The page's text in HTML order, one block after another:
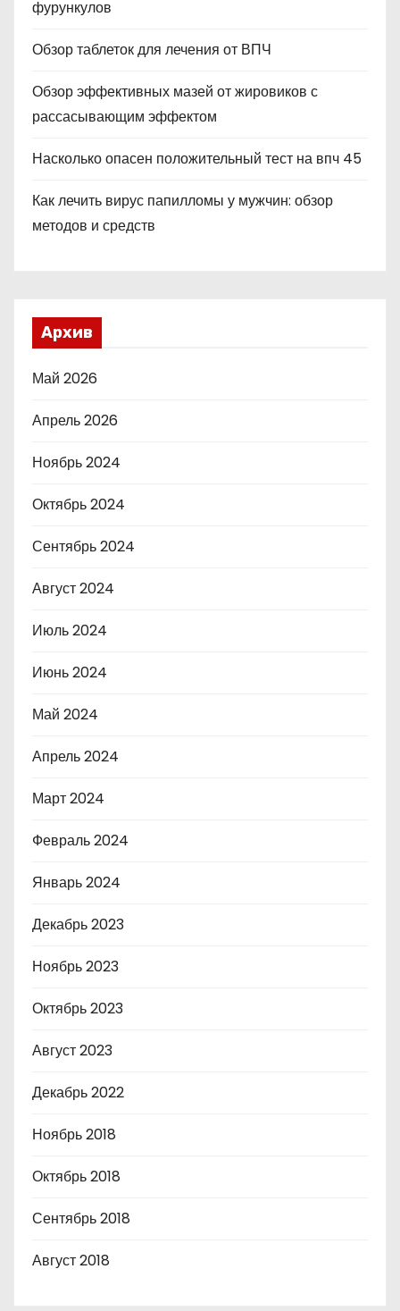
фурункулов
Обзор таблеток для лечения от ВПЧ
Обзор эффективных мазей от жировиков с
рассасывающим эффектом
Насколько опасен положительный тест на впч 45
Как лечить вирус папилломы у мужчин: обзор
методов и средств
Архив
Май 2026
Апрель 2026
Ноябрь 2024
Октябрь 2024
Сентябрь 2024
Август 2024
Июль 2024
Июнь 2024
Май 2024
Апрель 2024
Март 2024
Февраль 2024
Январь 2024
Декабрь 2023
Ноябрь 2023
Октябрь 2023
Август 2023
Декабрь 2022
Ноябрь 2018
Октябрь 2018
Сентябрь 2018
Август 2018